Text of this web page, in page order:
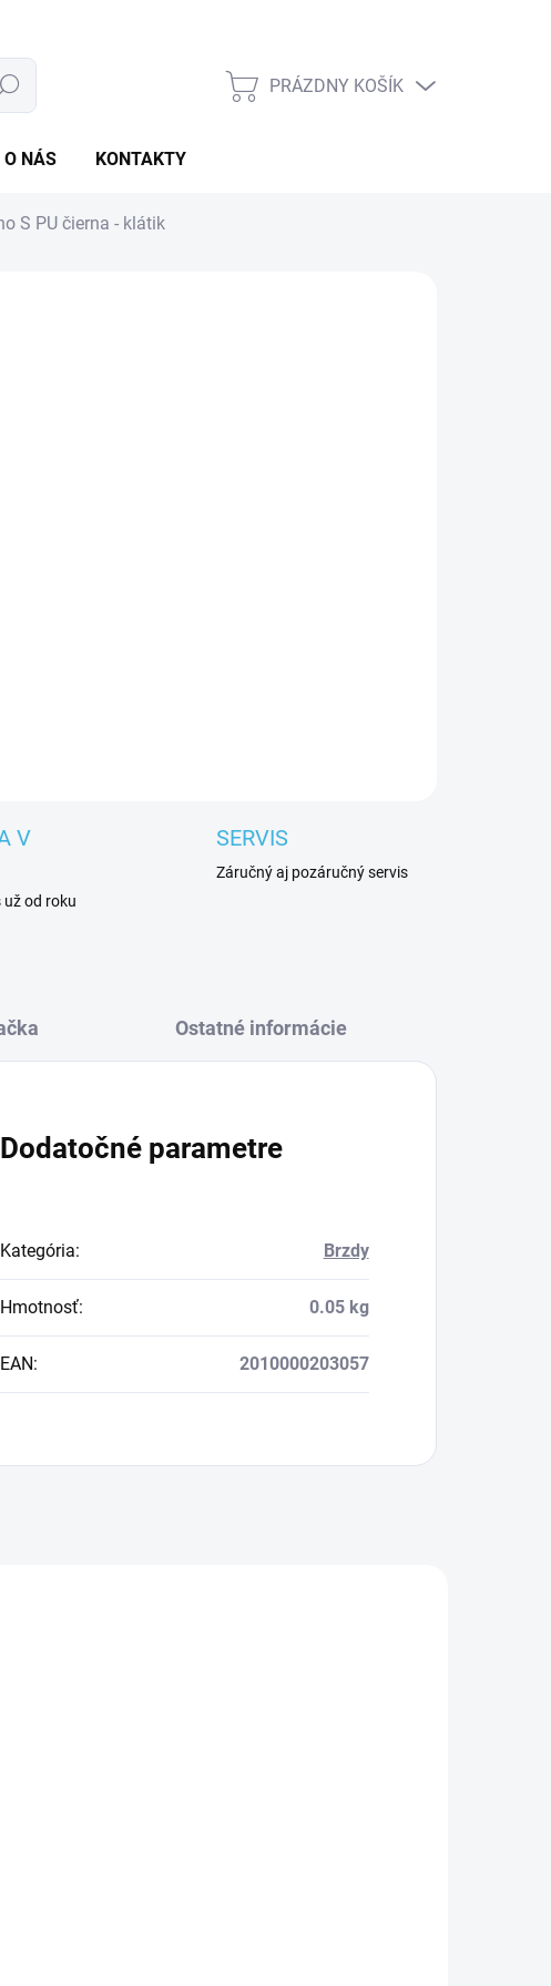
NÁKUPNÝ
PRÁZDNY KOŠÍK
O NÁS KONTAKTY
S PU čierna - klátik
V
už od roku
SERVIS
Záručný aj pozáručný servis
Ostatné informácie
Dodatočné parametre
Kategória: Brzdy
Hmotnosť: 0.05 kg
EAN: 2010000203057